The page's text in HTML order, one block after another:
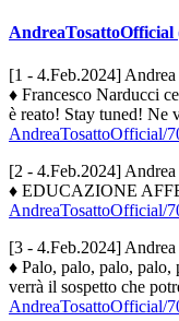
AndreaTosattoOfficial
[1 - 4.Feb.2024]
♦ Francesco Narducci
è reato! Stay tuned! Ne
AndreaTosattoOfficial/
[2 - 4.Feb.2024]
♦ EDUCAZIONE
AndreaTosattoOfficial/
[3 - 4.Feb.2024]
♦ Palo, palo, palo, palo,
verrà il sospetto che
AndreaTosattoOfficial/